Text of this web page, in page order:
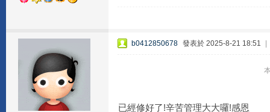
b0412850678 發表於 2025-8-21 18:51
已經修好了!辛苦管理大大囉!感恩